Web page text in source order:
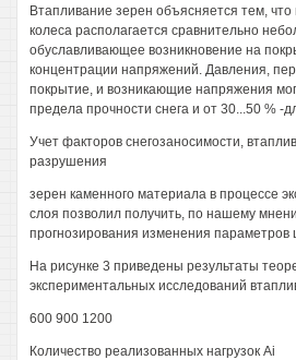
Втапливание зерен объясняется тем, что
колеса располагается сравнительно
обуславливающее возникновение на
концентрации напряжений. Давления,
покрытие, и возникающие напряжения
предела прочности снега и от 30...50 % -
Учет факторов снегозаносимости,
разрушения
зерен каменного материала в процессе
слоя позволил получить, по нашему
прогнозирования изменения параметров
На рисунке 3 приведены результаты
экспериментальных исследований
600 900 1200
Количество реализованных нагрузок Ai